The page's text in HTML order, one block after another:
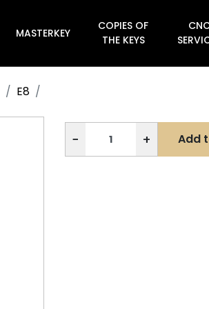
MASTERKEY
COPIES OF
THE KEYS
E8
− + Add